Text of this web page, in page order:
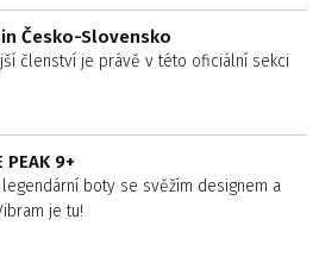
Česko-Slovensko
členství je právě v této oficiální sekci
9+
boty se svěžím designem a
je tu!